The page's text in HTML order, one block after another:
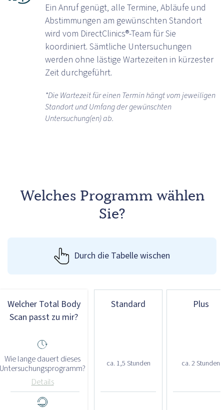
Ein Anruf genügt, alle Termine, Abläufe und
Abstimmungen am gewünschten Standort
wird vom DirectClinics®-Team für Sie
koordiniert. Sämtliche Untersuchungen
werden ohne lästige Wartezeiten in kürzester
Zeit durchgeführt.
*Die Wartezeit für einen Termin hängt vom jeweiligen
Standort und Umfang der gewünschten
Untersuchung(en) ab.
Welches Programm wählen
Sie?
Durch die Tabelle wischen
Welcher Total Body
Scan passt zu mir?
Wie lange dauert dieses
Untersuchungsprogramm?
Details
Standard
ca. 1,5 Stunden
Plus
ca. 2 Stunden